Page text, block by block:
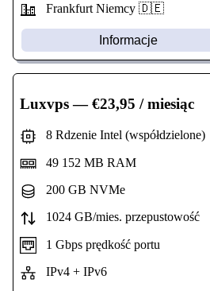
Frankfurt Niemcy 🇩🇪
Informacje
Luxvps— €23,95 / miesiąc
8 Rdzenie Intel (współdzielone)
49 152 MB RAM
200 GB NVMe
1024 GB/mies. przepustowość
1 Gbps prędkość portu
IPv4 + IPv6